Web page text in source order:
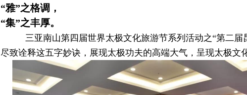
“雅”之格调，
“集”之丰厚。
三亚南山第四届世界太极文化旅游节系列活动之“第二届
尽致诠释这五字妙诀，展现太极功夫的高端大气，呈现太极文